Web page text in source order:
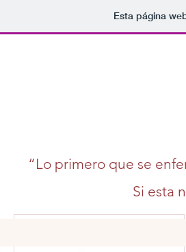
Esta página
“Lo primero que se
Si esta